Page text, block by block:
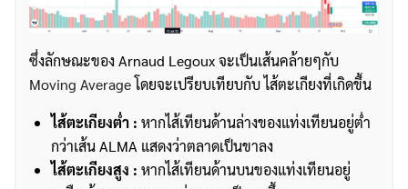
สำหรับ:
ซึ่งลักษณะของ Arnaud Legoux จะเป็นเส้นคล้ายๆกับ
Moving Averageโดยจะเปรียบเทียบกับ ไส้ตะเกียงที่เกิดขึ้น
ไส้ตะเกียงต่ำ : หากไส้เทียนด้านล่างของแท่งเทียนอยู่ต่ำ
กว่าเส้น ALMA แสดงว่าตลาดเป็นขาลง
ไส้ตะเกียงสูง : หากไส้เทียนด้านบนของแท่งเทียนอยู่